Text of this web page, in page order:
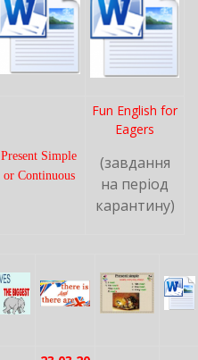
Present Simple
or Continuous
Fun English for
Eagers
(завдання
на період
карантину)